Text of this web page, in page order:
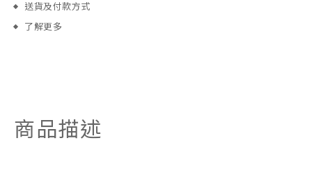
送貨及付款方式
了解更多
商品描述